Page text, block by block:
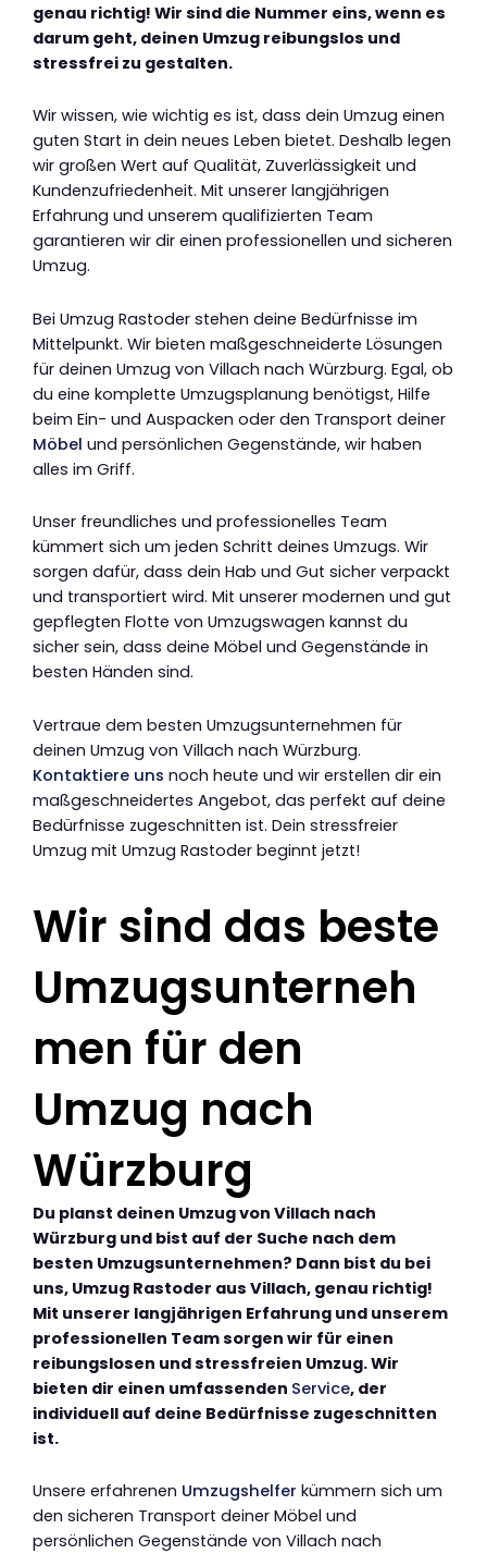
genau richtig! Wir sind die Nummer eins, wenn es
darum geht, deinen Umzug reibungslos und
stressfrei zu gestalten.
Wir wissen, wie wichtig es ist, dass dein Umzug einen
guten Start in dein neues Leben bietet. Deshalb legen
wir großen Wert auf Qualität, Zuverlässigkeit und
Kundenzufriedenheit. Mit unserer langjährigen
Erfahrung und unserem qualifizierten Team
garantieren wir dir einen professionellen und sicheren
Umzug.
Bei Umzug Rastoder stehen deine Bedürfnisse im
Mittelpunkt. Wir bieten maßgeschneiderte Lösungen
für deinen Umzug von Villach nach Würzburg. Egal, ob
du eine komplette Umzugsplanung benötigst, Hilfe
beim Ein- und Auspacken oder den Transport deiner
Möbel und persönlichen Gegenstände, wir haben
alles im Griff.
Unser freundliches und professionelles Team
kümmert sich um jeden Schritt deines Umzugs. Wir
sorgen dafür, dass dein Hab und Gut sicher verpackt
und transportiert wird. Mit unserer modernen und gut
gepflegten Flotte von Umzugswagen kannst du
sicher sein, dass deine Möbel und Gegenstände in
besten Händen sind.
Vertraue dem besten Umzugsunternehmen für
deinen Umzug von Villach nach Würzburg.
Kontaktiere uns noch heute und wir erstellen dir ein
maßgeschneidertes Angebot, das perfekt auf deine
Bedürfnisse zugeschnitten ist. Dein stressfreier
Umzug mit Umzug Rastoder beginnt jetzt!
Wir sind das beste
Umzugsunterneh
men für den
Umzug nach
Würzburg
Du planst deinen Umzug von Villach nach
Würzburg und bist auf der Suche nach dem
besten Umzugsunternehmen? Dann bist du bei
uns, Umzug Rastoder aus Villach, genau richtig!
Mit unserer langjährigen Erfahrung und unserem
professionellen Team sorgen wir für einen
reibungslosen und stressfreien Umzug. Wir
bieten dir einen umfassenden Service, der
individuell auf deine Bedürfnisse zugeschnitten
ist.
Unsere erfahrenen Umzugshelfer kümmern sich um
den sicheren Transport deiner Möbel und
persönlichen Gegenstände von Villach nach